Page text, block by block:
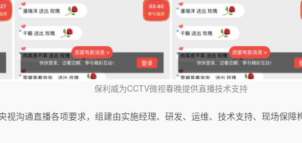
保利威为CCTV微视春晚提供直播技术支持
视沟通直播各项要求，组建由实施经理、研发、运维、技术支持、现场保障